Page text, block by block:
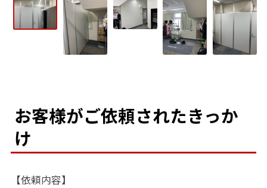
お客様がご依頼されたきっか
け
【依頼内容】